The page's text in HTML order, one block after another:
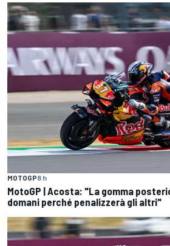
MOTOGP8 h
MotoGP | Acosta: "La gomma
domani perché penalizzerà gli altri"